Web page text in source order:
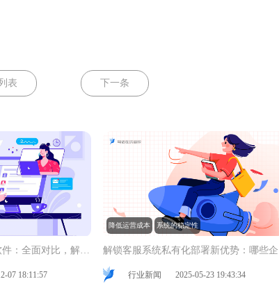
表 下一条
企业优选第三方客服软件：全面对比，解锁关键选择要素
07 18:11:57 行业新闻 2025-05-23 19:43:34
降低运营成本 系统的稳定性